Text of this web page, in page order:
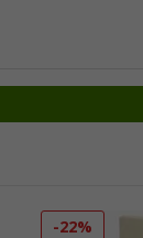
-22%